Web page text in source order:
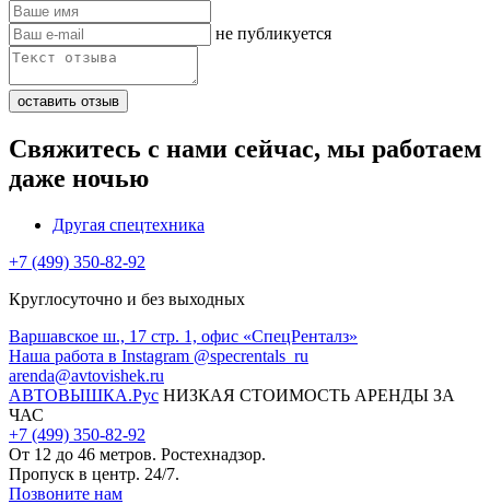
не публикуется
Свяжитесь с нами сейчас, мы работаем
даже ночью
Другая спецтехника
+7 (499) 350-82-92
Круглосуточно и без выходных
Варшавское ш., 17 стр. 1, офис «СпецРенталз»
Наша работа в Instagram @specrentals_ru
arenda@avtovishek.ru
АВТОВЫШКА.Рус НИЗКАЯ СТОИМОСТЬ АРЕНДЫ ЗА
ЧАС
+7 (499) 350-82-92
От 12 до 46 метров. Ростехнадзор.
Пропуск в центр. 24/7.
Позвоните нам